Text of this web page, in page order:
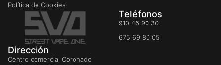
Política de Cookies
Teléfonos
910 46 90 30
675 69 80 05
Dirección
Centro comercial Coronado